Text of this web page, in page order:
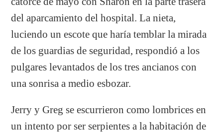
del aparcamiento del hospital. La nieta,
luciendo un escote que haría temblar la mirada
de los guardias de seguridad, respondió a los
pulgares levantados de los tres ancianos con
una sonrisa a medio esbozar.
Jerry y Greg se escurrieron como lombrices en
un intento por ser serpientes a la habitación de